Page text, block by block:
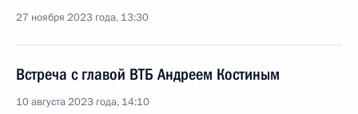
27 ноября 2023 года, 13:30
Встреча с главой ВТБ Андреем Костиным
10 августа 2023 года, 14:10